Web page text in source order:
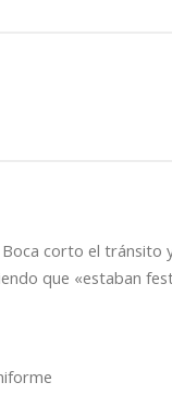
corto el
que «estaban